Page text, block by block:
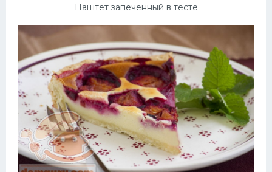
Паштет запеченный в тесте